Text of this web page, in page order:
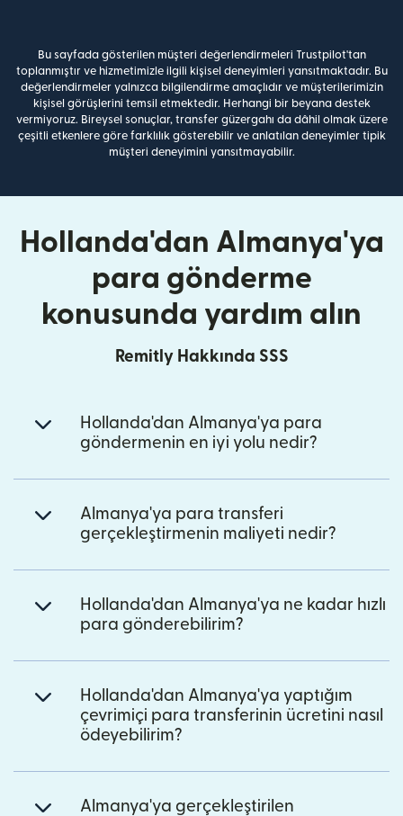
Bu sayfada gösterilen müşteri değerlendirmeleri Trustpilot'tan
toplanmıştır ve hizmetimizle ilgili kişisel deneyimleri yansıtmaktadır. Bu
değerlendirmeler yalnızca bilgilendirme amaçlıdır ve müşterilerimizin
kişisel görüşlerini temsil etmektedir. Herhangi bir beyana destek
vermiyoruz. Bireysel sonuçlar, transfer güzergahı da dâhil olmak üzere
çeşitli etkenlere göre farklılık gösterebilir ve anlatılan deneyimler tipik
müşteri deneyimini yansıtmayabilir.
Hollanda'dan Almanya'ya
para gönderme
konusunda yardım alın
Remitly Hakkında SSS
Hollanda'dan Almanya'ya para
göndermenin en iyi yolu nedir?
Almanya'ya para transferi
gerçekleştirmenin maliyeti nedir?
Hollanda'dan Almanya'ya ne kadar hızlı
para gönderebilirim?
Hollanda'dan Almanya'ya yaptığım
çevrimiçi para transferinin ücretini nasıl
ödeyebilirim?
Almanya'ya gerçekleştirilen